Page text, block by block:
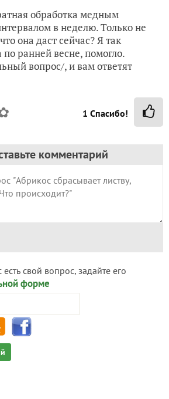
обработка медным
в неделю. Только не
она даст сейчас? Я так
ранней весне, помогло.
вопрос/, и вам ответят
1 Спасибо!
комментарий
есть свой вопрос, задайте его
форме